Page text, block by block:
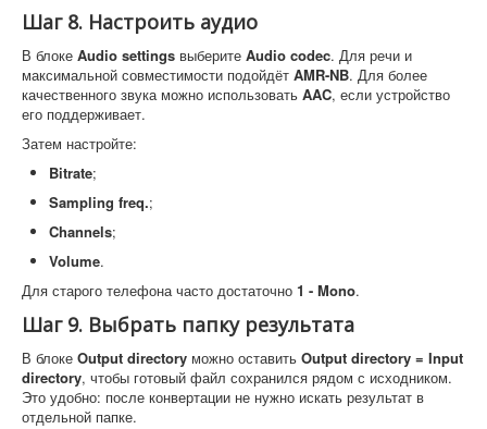
Шаг 8. Настроить аудио
В блоке Audio settings выберите Audio codec. Для речи и
максимальной совместимости подойдёт AMR-NB. Для более
качественного звука можно использовать AAC, если устройство
его поддерживает.
Затем настройте:
Bitrate;
Sampling freq.;
Channels;
Volume.
Для старого телефона часто достаточно 1 - Mono.
Шаг 9. Выбрать папку результата
В блоке Output directory можно оставить Output directory = Input
directory, чтобы готовый файл сохранился рядом с исходником.
Это удобно: после конвертации не нужно искать результат в
отдельной папке.